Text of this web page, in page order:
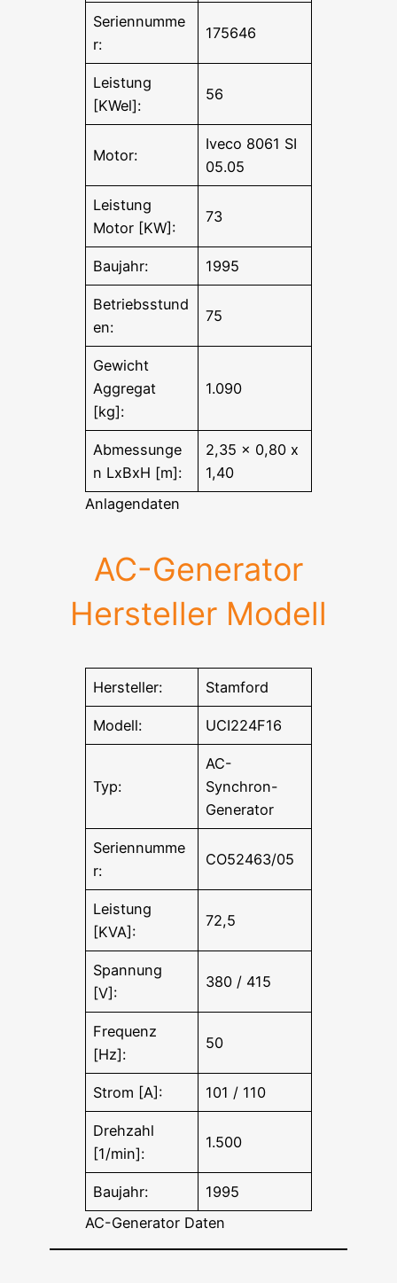
Seriennumme
r:
175646
Leistung
[KWel]:
56
Motor:
Iveco 8061 SI
05.05
Leistung
Motor [KW]:
73
Baujahr: 1995
Betriebsstund
en:
75
Gewicht
Aggregat
[kg]:
1.090
Abmessunge
n LxBxH [m]:
2,35 x 0,80 x
1,40
Anlagendaten
AC-Generator
Hersteller Modell
Hersteller: Stamford
Modell: UCI224F16
Typ:
AC-
Synchron-
Generator
Seriennumme
r:
CO52463/05
Leistung
[KVA]:
72,5
Spannung
[V]:
380 / 415
Frequenz
[Hz]:
50
Strom [A]: 101 / 110
Drehzahl
[1/min]:
1.500
Baujahr:
1995
AC-Generator Daten